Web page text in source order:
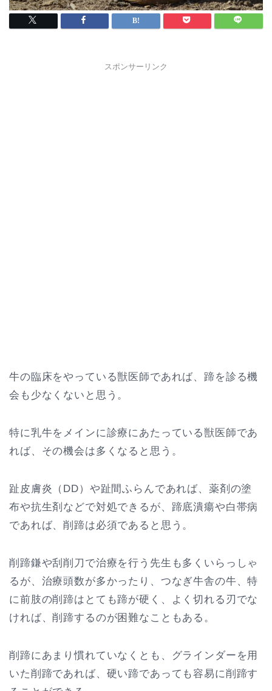
スポンサーリンク
牛の臨床をやっている獣医師であれば、蹄を診る機
会も少なくないと思う。
特に乳牛をメインに診療にあたっている獣医師であ
れば、その機会は多くなると思う。
趾皮膚炎（DD）や趾間ふらんであれば、薬剤の塗
布や抗生剤などで対処できるが、蹄底潰瘍や白帯病
であれば、削蹄は必須であると思う。
削蹄鎌や刮削刀で治療を行う先生も多くいらっしゃ
るが、治療頭数が多かったり、つなぎ牛舎の牛、特
に前肢の削蹄はとても蹄が硬く、よく切れる刃でな
ければ、削蹄するのが困難なこともある。
削蹄にあまり慣れていなくとも、グラインダーを用
いた削蹄であれば、硬い蹄であっても容易に削蹄す